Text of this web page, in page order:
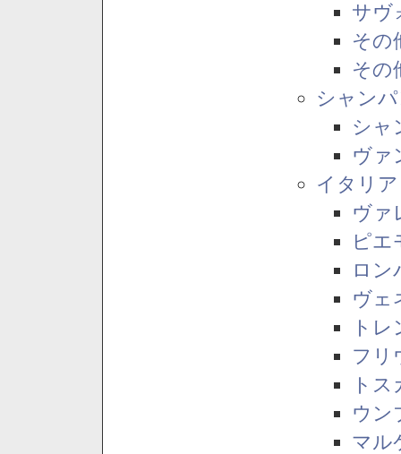
サヴ
その
その
シャン
シャ
ヴァ
イタリア
ヴァ
ピエ
ロン
ヴェ
ト
フリ
ト
ウン
マル